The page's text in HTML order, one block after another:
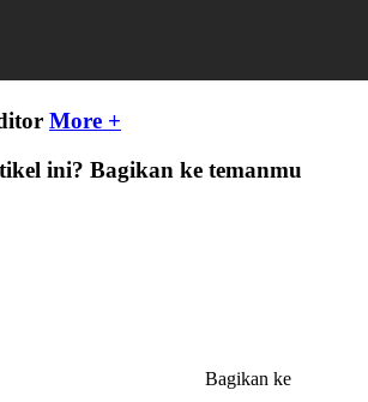
More +
ini? Bagikan ke temanmu
Bagikan ke